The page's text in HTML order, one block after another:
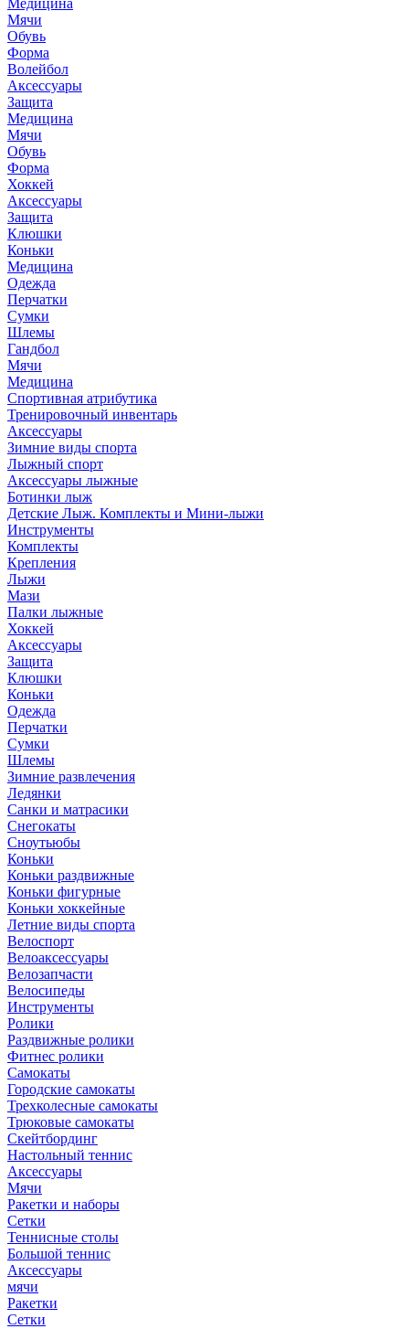
Медицина
Мячи
Обувь
Форма
Волейбол
Аксессуары
Защита
Медицина
Мячи
Обувь
Форма
Хоккей
Аксессуары
Защита
Клюшки
Коньки
Медицина
Одежда
Перчатки
Сумки
Шлемы
Гандбол
Мячи
Медицина
Спортивная атрибутика
Тренировочный инвентарь
Аксессуары
Зимние виды спорта
Лыжный спорт
Аксессуары лыжные
Ботинки лыж
Детские Лыж. Комплекты и Мини-лыжи
Инструменты
Комплекты
Крепления
Лыжи
Мази
Палки лыжные
Хоккей
Аксессуары
Защита
Клюшки
Коньки
Одежда
Перчатки
Сумки
Шлемы
Зимние развлечения
Ледянки
Санки и матрасики
Снегокаты
Сноутьюбы
Коньки
Коньки раздвижные
Коньки фигурные
Коньки хоккейные
Летние виды спорта
Велоспорт
Велоаксессуары
Велозапчасти
Велосипеды
Инструменты
Ролики
Раздвижные ролики
Фитнес ролики
Самокаты
Городские самокаты
Трехколесные самокаты
Трюковые самокаты
Скейтбординг
Настольный теннис
Аксессуары
Мячи
Ракетки и наборы
Сетки
Теннисные столы
Большой теннис
Аксессуары
мячи
Ракетки
Сетки